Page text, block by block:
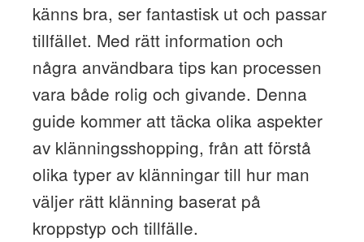
känns bra, ser fantastisk ut och passar
tillfället. Med rätt information och
några användbara tips kan processen
vara både rolig och givande. Denna
guide kommer att täcka olika aspekter
av klänningsshopping, från att förstå
olika typer av klänningar till hur man
väljer rätt klänning baserat på
kroppstyp och tillfälle.